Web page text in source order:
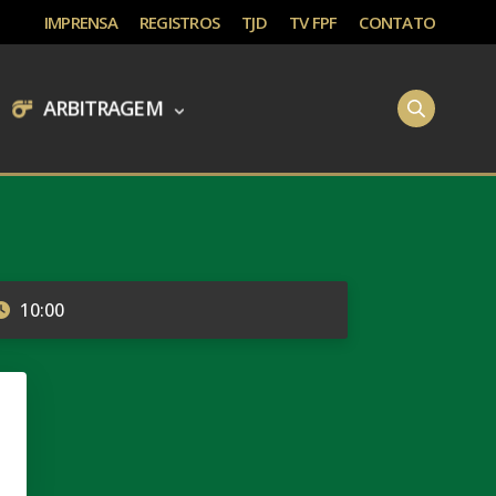
IMPRENSA REGISTROS TJD TV FPF CONTATO
ARBITRAGEM
10:00